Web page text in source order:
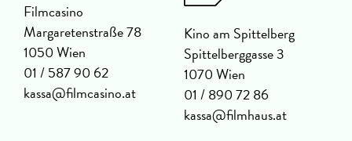
Filmcasino
Margaretenstraße 78
1050 Wien
01 / 587 90 62
kassa@filmcasino.at
Kino am Spittelberg
Spittelberggasse 3
1070 Wien
01 / 890 72 86
kassa@filmhaus.at